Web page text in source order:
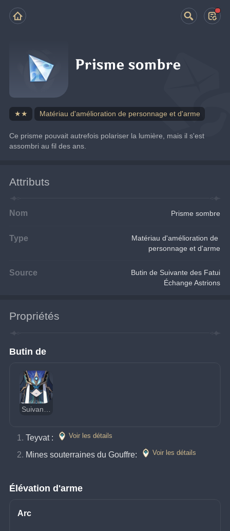
Prisme sombre
★★ Matériau d'amélioration de personnage et d'arme
Ce prisme pouvait autrefois polariser la lumière, mais il s'est
assombri au fil des ans.
Attributs
Nom Prisme sombre
Type
Matériau d'amélioration de
personnage et d'arme
Source
Butin de Suivante des Fatui
Échange Astrions
Propriétés
Butin de
Teyvat : Voir les détails
Mines souterraines du Gouffre: Voir les détails
Élévation d'arme
Arc